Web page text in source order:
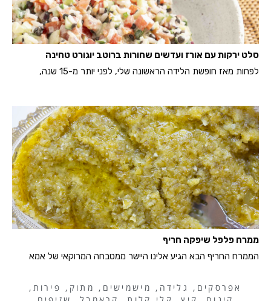
סלט ירקות עם אורז ועדשים שחורות ברוטב יוגורט טחינה
לפחות מאז חופשת הלידה הראשונה שלי, לפני יותר מ-15 שנה,
ממרח פלפל שיפקה חריף
הממרח החריף הבא הגיע אלינו היישר ממטבחה המרוקאי של אמא
אפרסקים , גלידה , מישמישים , מתוק , פירות ,